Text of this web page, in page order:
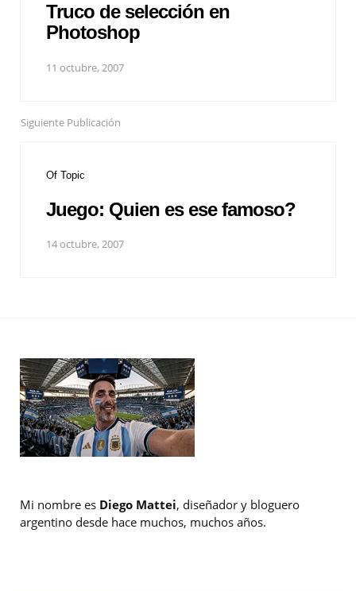
Truco de selección en
Photoshop
11 octubre, 2007
Siguiente Publicación
Of Topic
Juego: Quien es ese famoso?
14 octubre, 2007
Mi nombre es Diego Mattei, diseñador y bloguero
argentino desde hace muchos, muchos años.